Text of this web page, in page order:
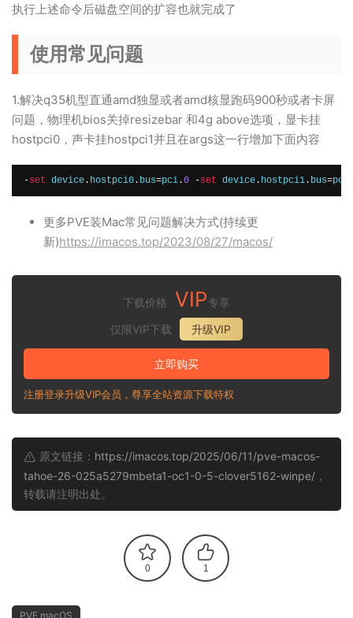
执行上述命令后磁盘空间的扩容也就完成了
使用常见问题
1.解决q35机型直通amd独显或者amd核显跑码900秒或者卡屏
问题，物理机bios关掉resizebar 和4g above选项，显卡挂
hostpci0，声卡挂hostpci1并且在args这一行增加下面内容
-set device . hostpci0 . bus=pci .0 -set device . hostpci1 . bus=pci
更多PVE装Mac常见问题解决方式(持续更
新)https://imacos.top/2023/08/27/macos/
下载价格 VIP专享
仅限VIP下载
升级VIP
立即购买
注册登录升级VIP会员，尊享全站资源下载特权
原文链接： https://imacos.top/2025/06/11/pve-macos-
tahoe-26-025a5279mbeta1-oc1-0-5-clover5162-winpe/ ，
转载请注明出处。
0 1
PVE macOS